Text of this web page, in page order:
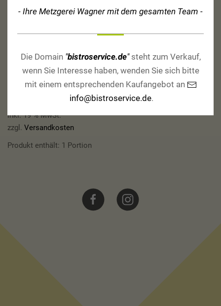
Schweinefilet
inkl. 19 % MwSt.
zzgl. Versandkosten
Produkt enthält: 1 Portion
- Ihre Metzgerei Wagner mit dem gesamten Team -
Die Domain "bistroservice.de"steht zum Verkauf,
wenn Sie Interesse haben, wenden Sie sich bitte
mit einem entsprechenden Kaufangebot an
info@bistroservice.de.